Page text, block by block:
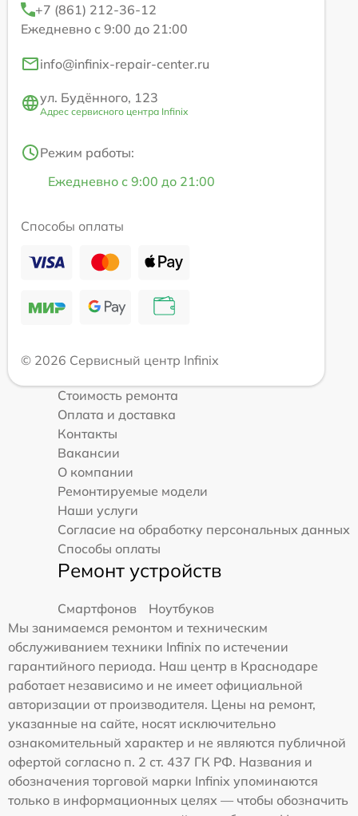
+7 (861) 212-36-12
Ежедневно с 9:00 до 21:00
info@infinix-repair-center.ru
ул. Будённого, 123
Адрес сервисного центра Infinix
Режим работы:
Ежедневно с 9:00 до 21:00
Способы оплаты
© 2026 Сервисный центр Infinix
Стоимость ремонта
Оплата и доставка
Контакты
Вакансии
О компании
Ремонтируемые модели
Наши услуги
Согласие на обработку персональных данных
Способы оплаты
Ремонт устройств
Смартфонов
Ноутбуков
Мы занимаемся ремонтом и техническим
обслуживанием техники Infinix по истечении
гарантийного периода. Наш центр в Краснодаре
работает независимо и не имеет официальной
авторизации от производителя. Цены на ремонт,
указанные на сайте, носят исключительно
ознакомительный характер и не являются публичной
офертой согласно п. 2 ст. 437 ГК РФ. Названия и
обозначения торговой марки Infinix упоминаются
только в информационных целях — чтобы обозначить